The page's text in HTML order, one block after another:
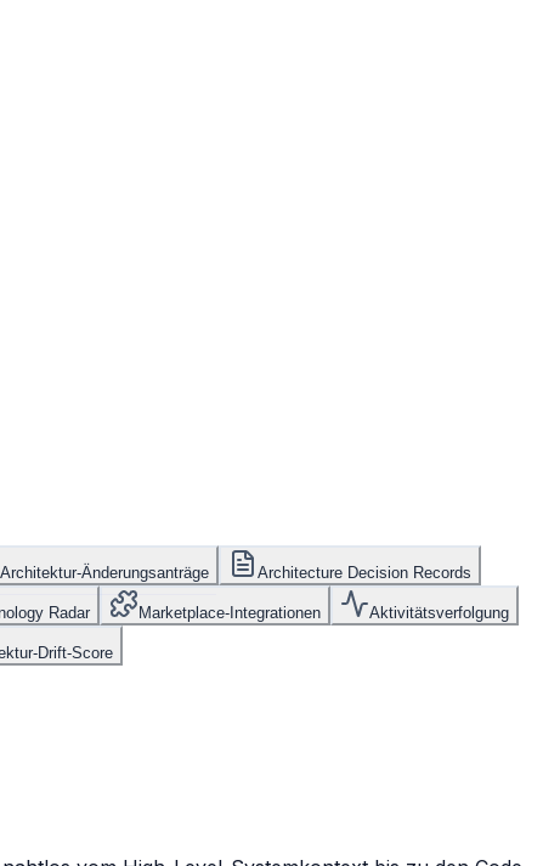
Architektur-Änderungsanträge Architecture Decision Records
Radar Marketplace-Integrationen Aktivitätsverfolgung
Drift-Score